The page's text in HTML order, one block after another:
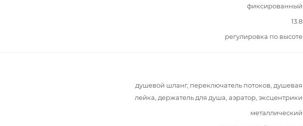
фиксированный
13.8
регулировка по высоте
душевой шланг, переключатель потоков, душевая
лейка, держатель для душа, аэратор, эксцентрики
металлический